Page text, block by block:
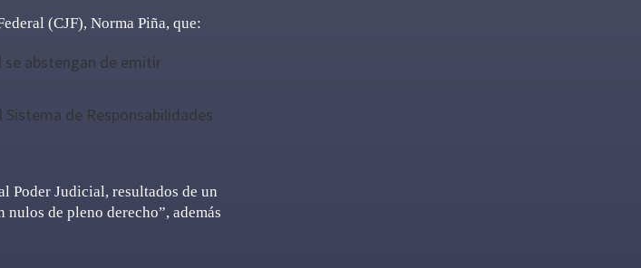
(CJF), Norma Piña, que:
se abstengan de emitir
de Responsabilidades
Poder Judicial, resultados de un
de pleno derecho”, además